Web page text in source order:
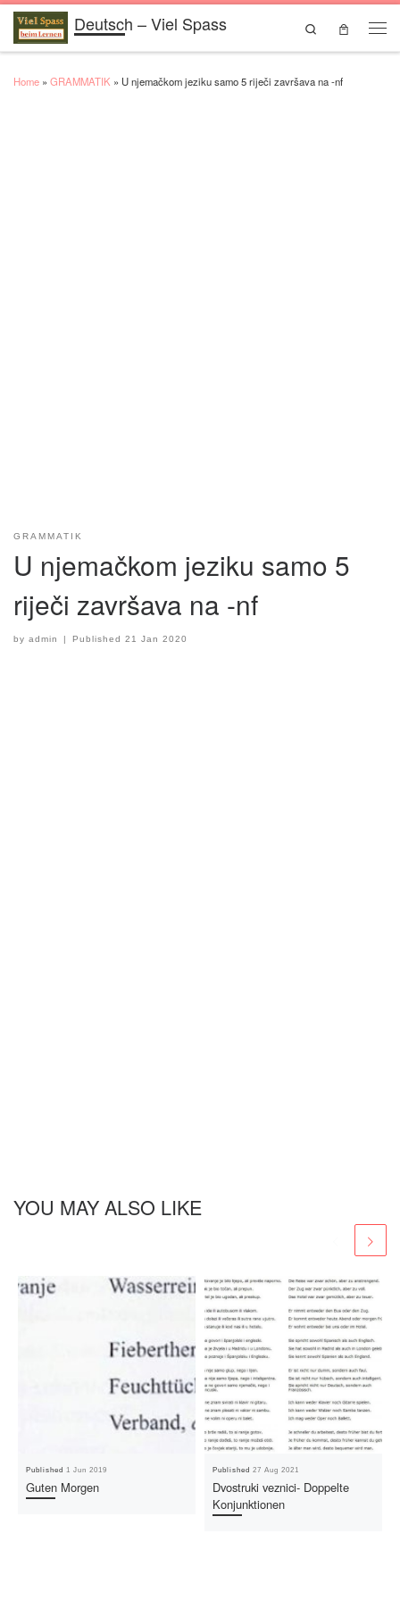
Skip to contentDeutsch – Viel Spass
Search
Home » GRAMMATIK » U njemačkom jeziku samo 5 riječi završava na -nf
GRAMMATIK
U njemačkom jeziku samo 5
riječi završava na -nf
by admin Published21 Jan 2020
YOU MAY ALSO LIKE
Published 1 Jun 2019
Guten Morgen
Published27 Aug 2021
Dvostruki veznici- Doppelte
Konjunktionen